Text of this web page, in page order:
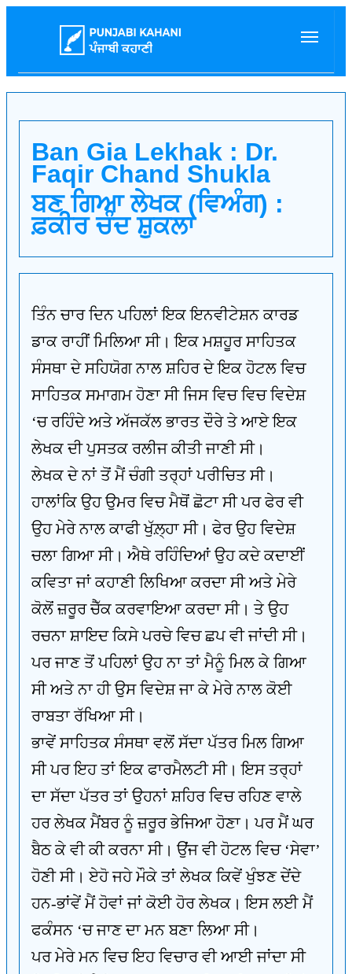
Ban Gia Lekhak : Dr.
Faqir Chand Shukla
ਬਣ ਗਿਆ ਲੇਖਕ (ਵਿਅੰਗ) :
ਫ਼ਕੀਰ ਚੰਦ ਸ਼ੁਕਲਾ
ਤਿੰਨ ਚਾਰ ਦਿਨ ਪਹਿਲਾਂ ਇਕ ਇਨਵੀਟੇਸ਼ਨ ਕਾਰਡ
ਡਾਕ ਰਾਹੀਂ ਮਿਲਿਆ ਸੀ। ਇਕ ਮਸ਼ਹੂਰ ਸਾਹਿਤਕ
ਸੰਸਥਾ ਦੇ ਸਹਿਯੋਗ ਨਾਲ ਸ਼ਹਿਰ ਦੇ ਇਕ ਹੋਟਲ ਵਿਚ
ਸਾਹਿਤਕ ਸਮਾਗਮ ਹੋਣਾ ਸੀ ਜਿਸ ਵਿਚ ਵਿਚ ਵਿਦੇਸ਼
‘ਚ ਰਹਿੰਦੇ ਅਤੇ ਅੱਜਕੱਲ ਭਾਰਤ ਦੌਰੇ ਤੇ ਆਏ ਇਕ
ਲੇਖਕ ਦੀ ਪੁਸਤਕ ਰਲੀਜ ਕੀਤੀ ਜਾਣੀ ਸੀ।
ਲੇਖਕ ਦੇ ਨਾਂ ਤੋਂ ਮੈਂ ਚੰਗੀ ਤਰ੍ਹਾਂ ਪਰੀਚਿਤ ਸੀ।
ਹਾਲਾਂਕਿ ਉਹ ਉਮਰ ਵਿਚ ਮੈਥੋਂ ਛੋਟਾ ਸੀ ਪਰ ਫੇਰ ਵੀ
ਉਹ ਮੇਰੇ ਨਾਲ ਕਾਫੀ ਖੁੱਲ਼੍ਹਾ ਸੀ। ਫੇਰ ਉਹ ਵਿਦੇਸ਼
ਚਲਾ ਗਿਆ ਸੀ। ਐਥੇ ਰਹਿੰਦਿਆਂ ਉਹ ਕਦੇ ਕਦਾਈਂ
ਕਵਿਤਾ ਜਾਂ ਕਹਾਣੀ ਲਿਖਿਆ ਕਰਦਾ ਸੀ ਅਤੇ ਮੇਰੇ
ਕੋਲੋਂ ਜ਼ਰੂਰ ਚੈੱਕ ਕਰਵਾਇਆ ਕਰਦਾ ਸੀ। ਤੇ ਉਹ
ਰਚਨਾ ਸ਼ਾਇਦ ਕਿਸੇ ਪਰਚੇ ਵਿਚ ਛਪ ਵੀ ਜਾਂਦੀ ਸੀ।
ਪਰ ਜਾਣ ਤੋਂ ਪਹਿਲਾਂ ਉਹ ਨਾ ਤਾਂ ਮੈਨੂੰ ਮਿਲ ਕੇ ਗਿਆ
ਸੀ ਅਤੇ ਨਾ ਹੀ ਉਸ ਵਿਦੇਸ਼ ਜਾ ਕੇ ਮੇਰੇ ਨਾਲ ਕੋਈ
ਰਾਬਤਾ ਰੱਖਿਆ ਸੀ।
ਭਾਵੇਂ ਸਾਹਿਤਕ ਸੰਸਥਾ ਵਲੋਂ ਸੱਦਾ ਪੱਤਰ ਮਿਲ ਗਿਆ
ਸੀ ਪਰ ਇਹ ਤਾਂ ਇਕ ਫਾਰਮੈਲਟੀ ਸੀ। ਇਸ ਤਰ੍ਹਾਂ
ਦਾ ਸੱਦਾ ਪੱਤਰ ਤਾਂ ਉਹਨਾਂ ਸ਼ਹਿਰ ਵਿਚ ਰਹਿਣ ਵਾਲੇ
ਹਰ ਲੇਖਕ ਮੈਂਬਰ ਨੂੰ ਜ਼ਰੂਰ ਭੇਜਿਆ ਹੋਣਾ। ਪਰ ਮੈਂ ਘਰ
ਬੈਠ ਕੇ ਵੀ ਕੀ ਕਰਨਾ ਸੀ। ਉਂਜ ਵੀ ਹੋਟਲ ਵਿਚ ‘ਸੇਵਾ’
ਹੋਣੀ ਸੀ। ਏਹੋ ਜਹੇ ਮੌਕੇ ਤਾਂ ਲੇਖਕ ਕਿਵੇਂ ਖੁੰਝਣ ਦੇਂਦੇ
ਹਨ-ਭਾਂਵੇਂ ਮੈਂ ਹੋਵਾਂ ਜਾਂ ਕੋਈ ਹੋਰ ਲੇਖਕ। ਇਸ ਲਈ ਮੈਂ
ਫਕੰਸਨ ‘ਚ ਜਾਣ ਦਾ ਮਨ ਬਣਾ ਲਿਆ ਸੀ।
ਪਰ ਮੇਰੇ ਮਨ ਵਿਚ ਇਹ ਵਿਚਾਰ ਵੀ ਆਈ ਜਾਂਦਾ ਸੀ